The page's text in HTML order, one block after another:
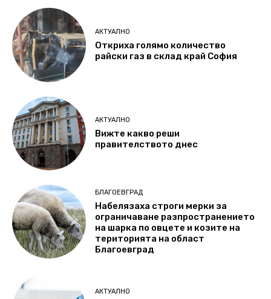
АКТУАЛНО
Откриха голямо количество
райски газ в склад край София
АКТУАЛНО
Вижте какво реши
правителството днес
БЛАГОЕВГРАД
Набелязаха строги мерки за
ограничаване разпространението
на шарка по овцете и козите на
територията на област
Благоевград
АКТУАЛНО